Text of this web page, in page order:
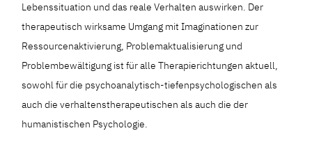
Lebenssituation und das reale Verhalten auswirken. Der
therapeutisch wirksame Umgang mit Imaginationen zur
Ressourcenaktivierung, Problemaktualisierung und
Problembewältigung ist für alle Therapierichtungen aktuell,
sowohl für die psychoanalytisch-tiefenpsychologischen als
auch die verhaltenstherapeutischen als auch die der
humanistischen Psychologie.